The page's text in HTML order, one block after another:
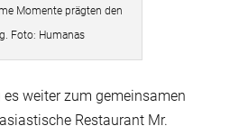
Momente prägten den
Foto: Humanas
weiter zum gemeinsamen
Restaurant Mr.